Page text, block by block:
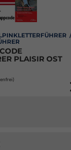
PLAISIR OST